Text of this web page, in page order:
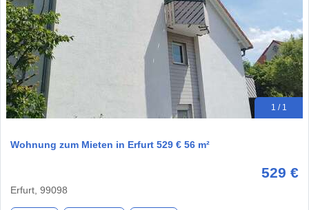
1 / 1
Wohnung zum Mieten in Erfurt 529 € 56 m²
529 €
Erfurt, 99098